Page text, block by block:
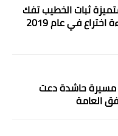
بحثاً
ثبات الخطيب تفك
لغز الزهايمر وتتوج ببراءة اختراع في عام 2019
مسيرة حاشدة دعت
العامة